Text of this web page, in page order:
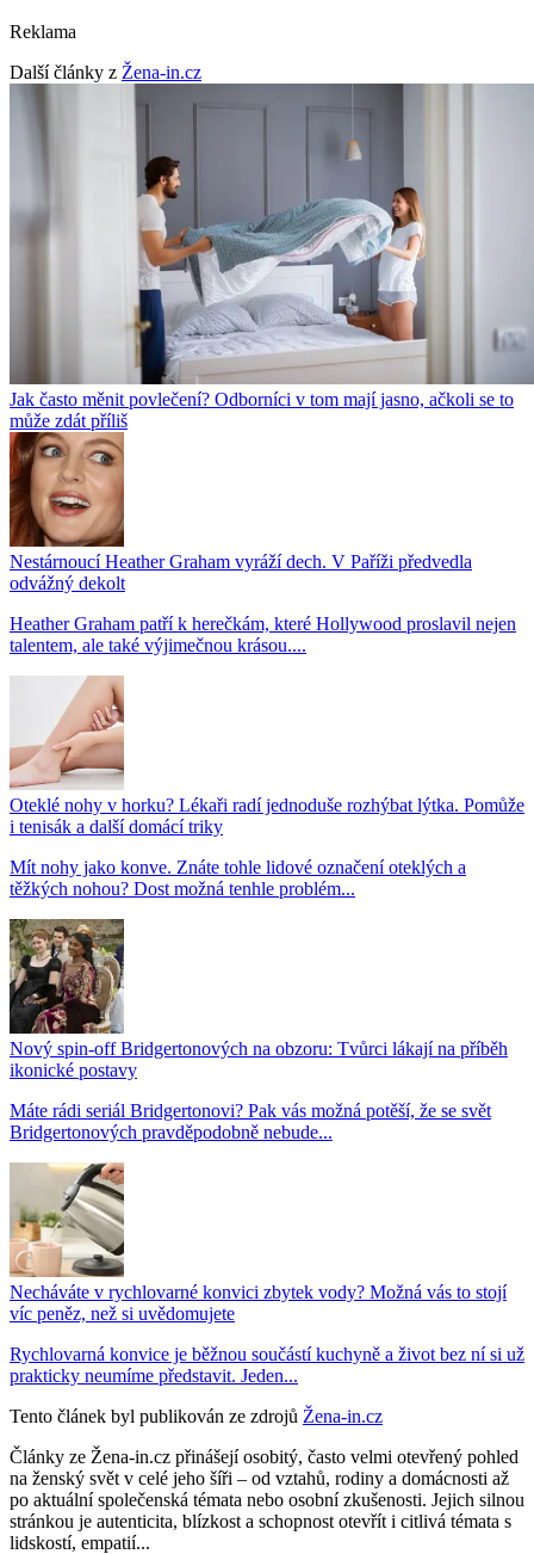
Reklama
Další články z Žena-in.cz
Jak často měnit povlečení? Odborníci v tom mají jasno, ačkoli se to
může zdát příliš
Nestárnoucí Heather Graham vyráží dech. V Paříži předvedla
odvážný dekolt
Heather Graham patří k herečkám, které Hollywood proslavil nejen
talentem, ale také výjimečnou krásou....
Oteklé nohy v horku? Lékaři radí jednoduše rozhýbat lýtka. Pomůže
i tenisák a další domácí triky
Mít nohy jako konve. Znáte tohle lidové označení oteklých a
těžkých nohou? Dost možná tenhle problém...
Nový spin-off Bridgertonových na obzoru: Tvůrci lákají na příběh
ikonické postavy
Máte rádi seriál Bridgertonovi? Pak vás možná potěší, že se svět
Bridgertonových pravděpodobně nebude...
Necháváte v rychlovarné konvici zbytek vody? Možná vás to stojí
víc peněz, než si uvědomujete
Rychlovarná konvice je běžnou součástí kuchyně a život bez ní si už
prakticky neumíme představit. Jeden...
Tento článek byl publikován ze zdrojů Žena-in.cz
Články ze Žena-in.cz přinášejí osobitý, často velmi otevřený pohled
na ženský svět v celé jeho šíři – od vztahů, rodiny a domácnosti až
po aktuální společenská témata nebo osobní zkušenosti. Jejich silnou
stránkou je autenticita, blízkost a schopnost otevřít i citlivá témata s
lidskostí, empatií...